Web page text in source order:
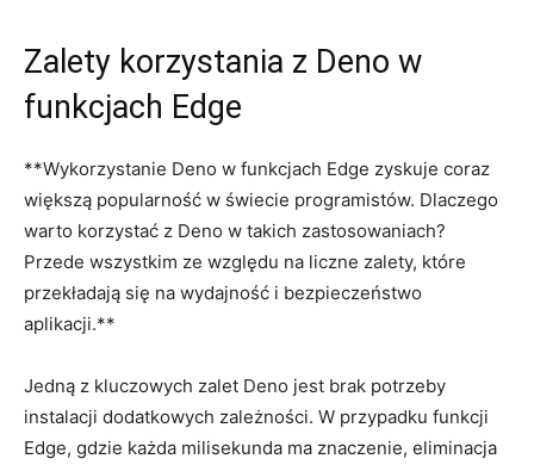
Zalety korzystania z Deno w
funkcjach Edge
**Wykorzystanie Deno w​ funkcjach Edge zyskuje⁤ coraz
większą popularność w ⁤świecie programistów. Dlaczego
warto ⁤korzystać‍ z Deno ‍w takich zastosowaniach?
Przede wszystkim ze względu na​ liczne zalety,⁣ które⁢
przekładają​ się ​na wydajność⁢ i bezpieczeństwo
aplikacji.**
Jedną z kluczowych zalet Deno jest ⁢brak ‌potrzeby‍
instalacji dodatkowych zależności. W przypadku funkcji
Edge,⁤ gdzie ‌każda milisekunda ma znaczenie, eliminacja